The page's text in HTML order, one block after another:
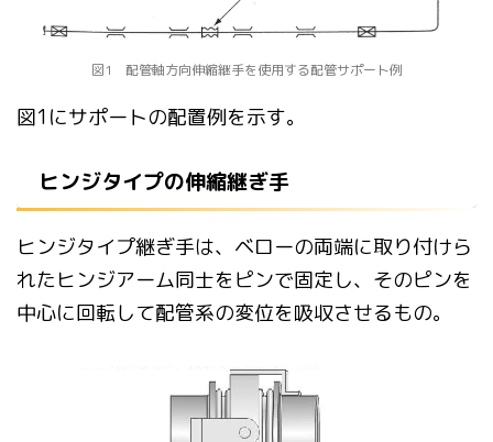
図1 配管軸方向伸縮継手を使用する配管サポート例
図1にサポートの配置例を示す。
ヒンジタイプの伸縮継ぎ手
ヒンジタイプ継ぎ手は、ベローの両端に取り付けら
れたヒンジアーム同士をピンで固定し、そのピンを
中心に回転して配管系の変位を吸収させるもの。